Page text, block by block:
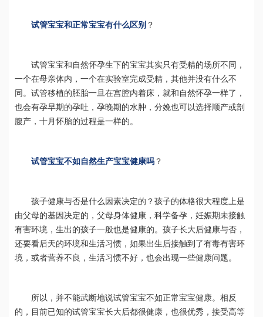
试管宝宝和正常宝宝有什么区别 ？
试管宝宝和自然怀孕生下的宝宝其实只有受精的场所不同，
一个在母亲体内，一个在实验室完成受精，其他并没有什么不
同。试管移植的胚胎一旦在宫腔内着床，就和自然怀孕一样了，
也会有孕早期的孕吐，孕晚期的水肿，分娩也可以选择顺产或剖
腹产，十月怀胎的过程是一样的。
试管宝宝不如自然生产宝宝健康吗 ？
孩子健康与否是什么因素决定的？孩子的体格很大程度上是
由父母的基因决定的，父母身体健康，科学备孕，妊娠期未接触
有害环境，生出的孩子一般也是健康的。孩子长大后健康与否，
还要看后天的环境和生活习惯，如果出生后接触到了有毒有害环
境，或者营养不良，生活习惯不好，也会出现一些健康问题。
所以，并不能武断地说试管宝宝不如正常宝宝健康。相反
的，目前已知的试管宝宝长大后都很健康，也很优秀，接受高等